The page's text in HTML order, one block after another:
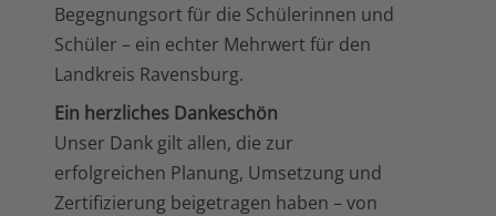
Begegnungsort für die Schülerinnen und
Schüler – ein echter Mehrwert für den
Landkreis Ravensburg.
Ein herzliches Dankeschön
Unser Dank gilt allen, die zur
erfolgreichen Planung, Umsetzung und
Zertifizierung beigetragen haben – von